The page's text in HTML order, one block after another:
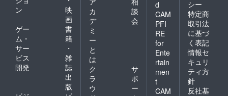
備考欄
にお書
きくだ
さい。
スポン
サー枠
ご利用
のご希
望がな
い場合
は「ス
ポン
ン
映
画
ゲー
ム・
サー
ビス
開発
書
籍
・
雑
誌
出
版
カ
デ
ミ
ー
と
は
談
会
ク
ラ
ウ
サ
ポ
ー
d
CAM
PFI
RE
for
Ente
rtain
men
t
CAM
シー
特定商
取引法
に基づ
く表記
情報セ
キュリ
ティ方
針
反社基